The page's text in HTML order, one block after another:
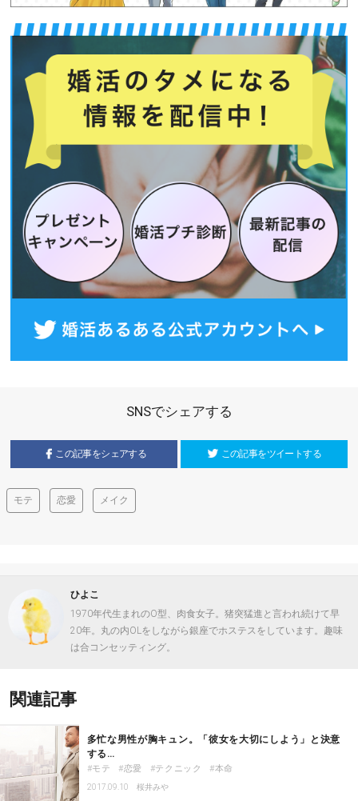
SNSでシェアする
この記事をシェアする この記事をツイートする
モテ 恋愛 メイク
ひよこ
1970年代生まれのO型、肉食女子。猪突猛進と言われ続けて早
20年。丸の内OLをしながら銀座でホステスをしています。趣味
は合コンセッティング。
関連記事
多忙な男性が胸キュン。「彼女を大切にしよう」と決意
する…
モテ 恋愛 テクニック 本命
2017.09.10 桜井みや